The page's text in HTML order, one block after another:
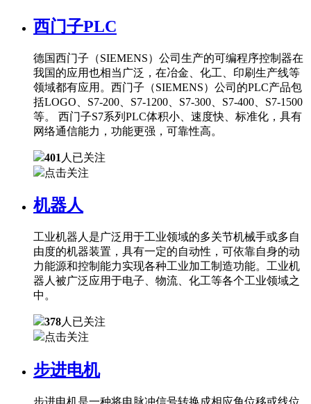
西门子PLC
德国西门子（SIEMENS）公司生产的可编程序控制器在
我国的应用也相当广泛，在冶金、化工、印刷生产线等
领域都有应用。西门子（SIEMENS）公司的PLC产品包
括LOGO、S7-200、S7-1200、S7-300、S7-400、S7-1500
等。 西门子S7系列PLC体积小、速度快、标准化，具有
网络通信能力，功能更强，可靠性高。
401 人已关注
点击关注
机器人
工业机器人是广泛用于工业领域的多关节机械手或多自
由度的机器装置，具有一定的自动性，可依靠自身的动
力能源和控制能力实现各种工业加工制造功能。工业机
器人被广泛应用于电子、物流、化工等各个工业领域之
中。
378人已关注
点击关注
步进电机